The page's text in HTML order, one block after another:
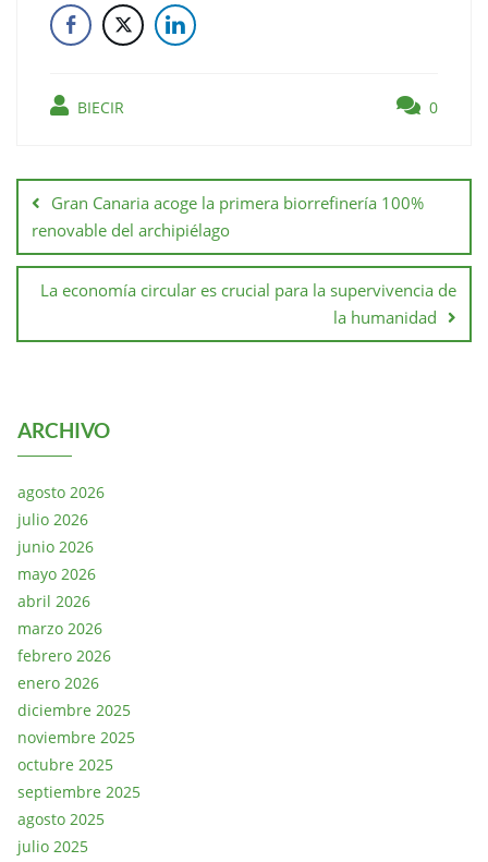
BIECIR 0
Gran Canaria acoge la primera biorrefinería 100%
renovable del archipiélago
La economía circular es crucial para la supervivencia de
la humanidad
ARCHIVO
agosto 2026
julio 2026
junio 2026
mayo 2026
abril 2026
marzo 2026
febrero 2026
enero 2026
diciembre 2025
noviembre 2025
octubre 2025
septiembre 2025
agosto 2025
julio 2025